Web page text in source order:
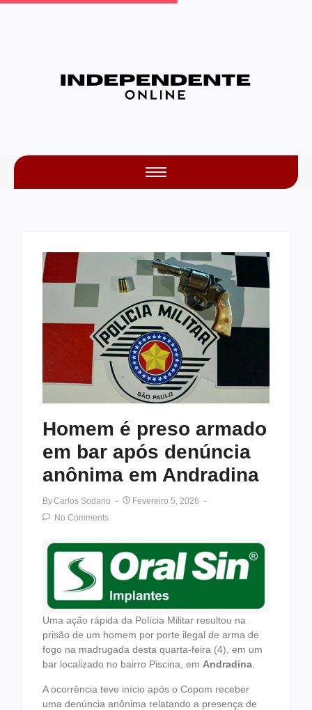
Homem é preso armado
em bar após denúncia
anônima em Andradina
ByCarlos Sodario
Fevereiro 5, 2026
No Comments
Uma ação rápida da Polícia Militar resultou na
prisão de um homem por porte ilegal de arma de
fogo na madrugada desta quarta-feira (4), em um
bar localizado no bairro Piscina, em Andradina.
A ocorrência teve início após o Copom receber
uma denúncia anônima relatando a presença de